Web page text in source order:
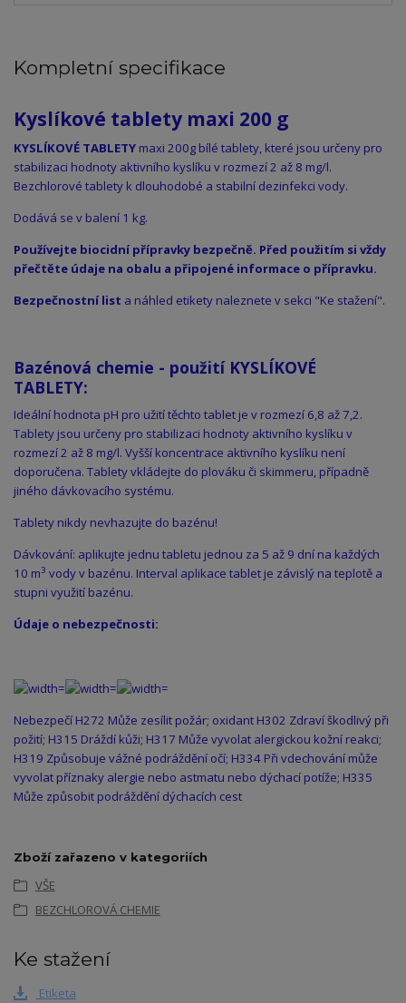
Kompletní specifikace
Kyslíkové tablety maxi 200 g
KYSLÍKOVÉ TABLETY maxi 200g bílé tablety, které jsou určeny pro
stabilizaci hodnoty aktivního kyslíku v rozmezí 2 až 8 mg/l.
Bezchlorové tablety k dlouhodobé a stabilní dezinfekci vody.
Dodává se v balení 1 kg.
Používejte biocidní přípravky bezpečně. Před použitím si vždy
přečtěte údaje na obalu a připojené informace o přípravku.
Bezpečnostní list a náhled etikety naleznete v sekci "Ke stažení".
Bazénová chemie - použití KYSLÍKOVÉ
TABLETY:
Ideální hodnota pH pro užití těchto tablet je v rozmezí 6,8 až 7,2.
Tablety jsou určeny pro stabilizaci hodnoty aktivního kyslíku v
rozmezí 2 až 8 mg/l. Vyšší koncentrace aktivního kyslíku není
doporučena. Tablety vkládejte do plováku či skimmeru, případně
jiného dávkovacího systému.
Tablety nikdy nevhazujte do bazénu!
Dávkování: aplikujte jednu tabletu jednou za 5 až 9 dní na každých
10 m3 vody v bazénu. Interval aplikace tablet je závislý na teplotě a
stupni využití bazénu.
Údaje o nebezpečnosti:
Nebezpečí H272 Může zesílit požár; oxidant H302 Zdraví škodlivý při
požití; H315 Dráždí kůži; H317 Může vyvolat alergickou kožní reakci;
H319 Způsobuje vážné podráždění očí; H334 Při vdechování může
vyvolat příznaky alergie nebo astmatu nebo dýchací potíže; H335
Může způsobit podráždění dýchacích cest
Zboží zařazeno v kategoriích
VŠE
BEZCHLOROVÁ CHEMIE
Ke stažení
Etiketa